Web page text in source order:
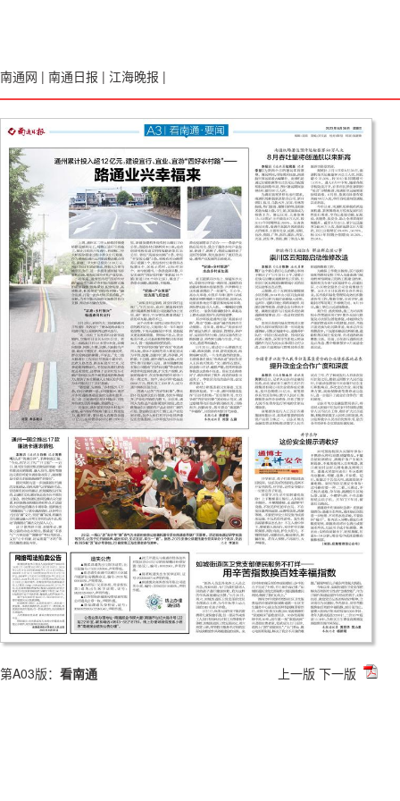
南通网 | 南通日报 | 江海晚报 |
第A03版： 看南通 上一版 下一版